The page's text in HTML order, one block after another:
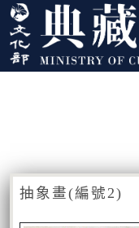
跳到主要內容
:::
抽象畫(編號2)